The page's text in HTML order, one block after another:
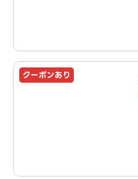
クーポンあり